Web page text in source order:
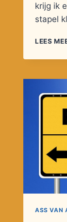
krijg ik
stapel
LEES
ASS VAN